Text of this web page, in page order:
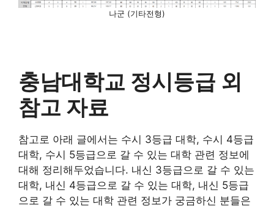
나군 (기타전형)
충남대학교 정시등급 외
참고 자료
참고로 아래 글에서는 수시 3등급 대학, 수시 4등급
대학, 수시 5등급으로 갈 수 있는 대학 관련 정보에
대해 정리해두었습니다. 내신 3등급으로 갈 수 있는
대학, 내신 4등급으로 갈 수 있는 대학, 내신 5등급
으로 갈 수 있는 대학 관련 정보가 궁금하신 분들은